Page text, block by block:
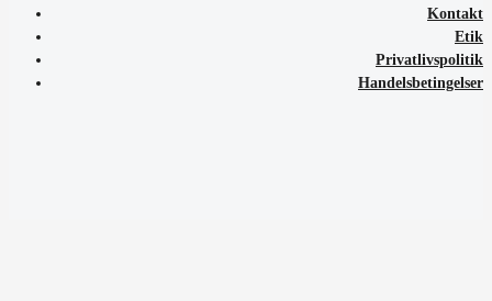
Kontakt
Etik
Privatlivspolitik
Handelsbetingelser